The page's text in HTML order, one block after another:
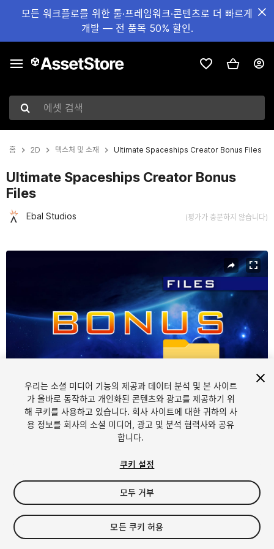
모든 워크플로를 위한 툴·프레임워크·콘텐츠로 더 빠르게
개발 — 전 품목 50% 할인.
에셋 검색
홈 2D 텍스처 및 소재 Ultimate Spaceships Creator Bonus Files
Ultimate Spaceships Creator Bonus
Files
Ebal Studios (평가가 충분하지 않습니다)
1/ 5
$125
세금/부가세는 결제 시 반영됩니다.
우리는 소셜 미디어 기능의 제공과 데이터 분석 및 본 사이트
가 올바로 동작하고 개인화된 콘텐츠와 광고를 제공하기 위
해 쿠키를 사용하고 있습니다. 회사 사이트에 대한 귀하의 사
용 정보를 회사의 소셜 미디어, 광고 및 분석 협력사와 공유
합니다.
쿠키 설정
모두 거부
모든 쿠키 허용